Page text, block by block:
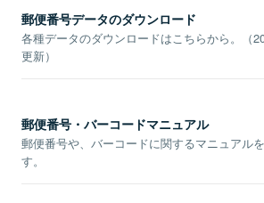
郵便番号データのダウンロード
各種データのダウンロードはこちらから。（
更新）
郵便番号・バーコードマニュアル
郵便番号や、バーコードに関するマニュアル
す。